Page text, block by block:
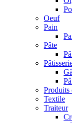
Oeuf
Pain
Pâte
Produits
Textile
Traiteur